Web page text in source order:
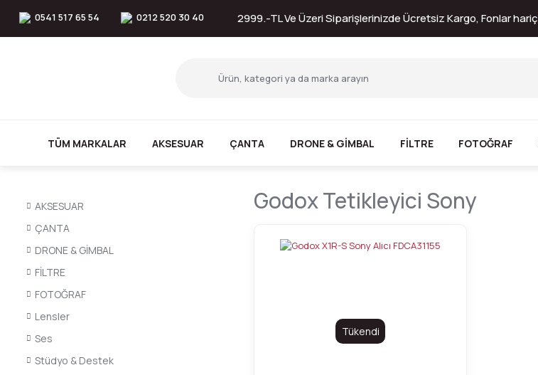
0541 517 65 54 0212 520 30 40 2999.-TL Ve Üzeri Siparişlerinizde Ücretsiz Kargo, Fonlar hariç
TÜM MARKALAR AKSESUAR ÇANTA DRONE & GİMBAL FİLTRE FOTOĞRAF
AKSESUAR
ÇANTA
DRONE & GİMBAL
FİLTRE
FOTOĞRAF
Lensler
Ses
Stüdyo & Destek
Godox Tetikleyici Sony
Tükendi